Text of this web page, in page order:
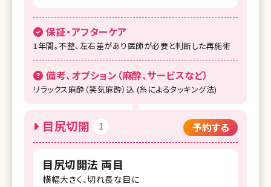
湘南美容クリニック 浜松院
湘南美容クリニック 富山院
湘南美容クリニック 広島院
湘南美容クリニック 高松院
湘南美容クリニック 高知院
湘南美容クリニック 京都駅ビル院
湘南美容クリニック 大阪梅田本院
保証・アフターケア
1年間。不整、左右差があり医師が必要と判断した再施術
備考、オプション（麻酔、サービスなど）
リラックス麻酔（笑気麻酔）込 (糸によるタッキング法)
目尻切開 1 予約する
目尻切開法 両目
横幅大きく、切れ長な目に